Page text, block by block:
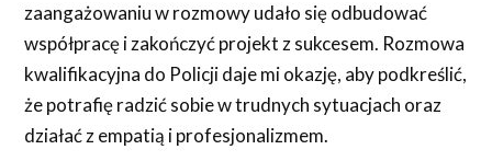
zaangażowaniu w rozmowy udało się odbudować
współpracę i zakończyć projekt z sukcesem. Rozmowa
kwalifikacyjna do Policji daje mi okazję, aby podkreślić,
że potrafię radzić sobie w trudnych sytuacjach oraz
działać z empatią i profesjonalizmem.